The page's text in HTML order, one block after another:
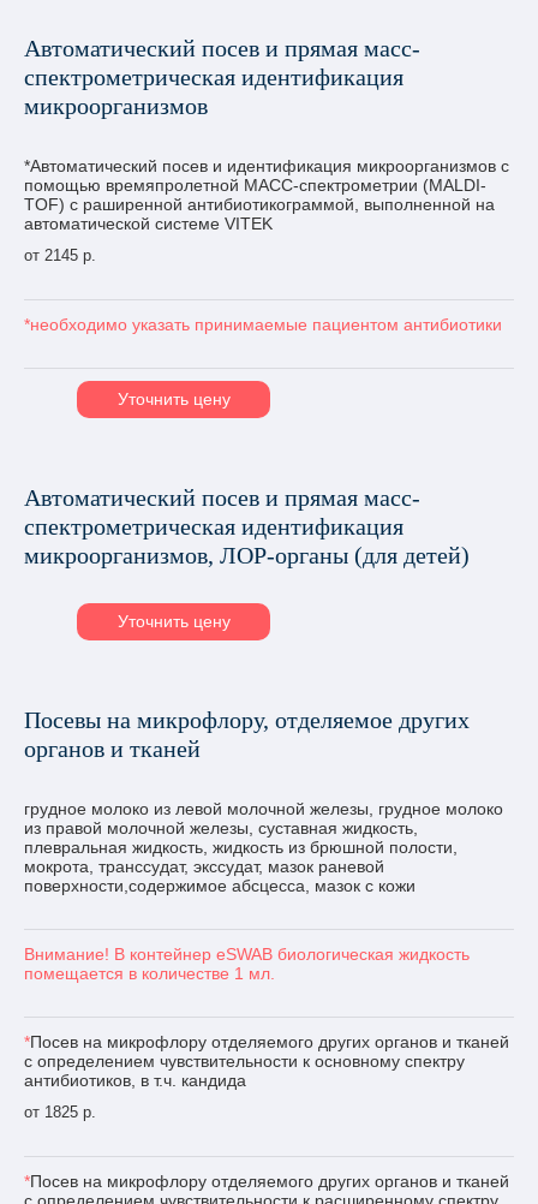
Автоматический посев и прямая масс-
спектрометрическая идентификация
микроорганизмов
*Автоматический посев и идентификация микроорганизмов с
помощью времяпролетной МАСС-спектрометрии (MALDI-
TOF) с раширенной антибиотикограммой, выполненной на
автоматической системе VITEK
от 2145 р.
*необходимо указать принимаемые пациентом антибиотики
Уточнить цену
Автоматический посев и прямая масс-
спектрометрическая идентификация
микроорганизмов, ЛОР-органы (для детей)
Уточнить цену
Посевы на микрофлору, отделяемое других
органов и тканей
грудное молоко из левой молочной железы, грудное молоко
из правой молочной железы, суставная жидкость,
плевральная жидкость, жидкость из брюшной полости,
мокрота, транссудат, экссудат, мазок раневой
поверхности,содержимое абсцесса, мазок с кожи
Внимание! В контейнер eSWAB биологическая жидкость
помещается в количестве 1 мл.
*Посев на микрофлору отделяемого других органов и тканей
с определением чувствительности к основному спектру
антибиотиков, в т.ч. кандида
от 1825 р.
*Посев на микрофлору отделяемого других органов и тканей